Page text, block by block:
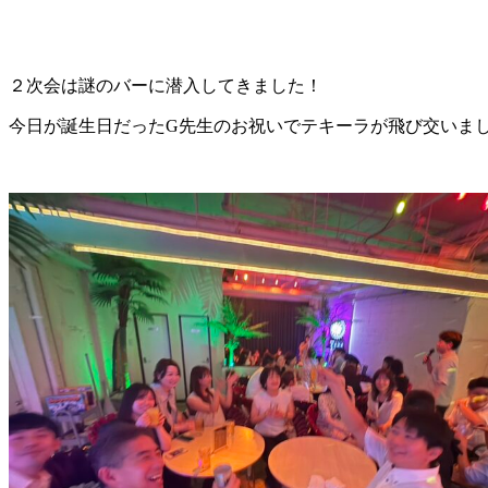
２次会は謎のバーに潜入してきました！
今日が誕生日だったG先生のお祝いでテキーラが飛び交いま